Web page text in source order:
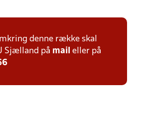
denne række skal
Sjælland på mail eller på